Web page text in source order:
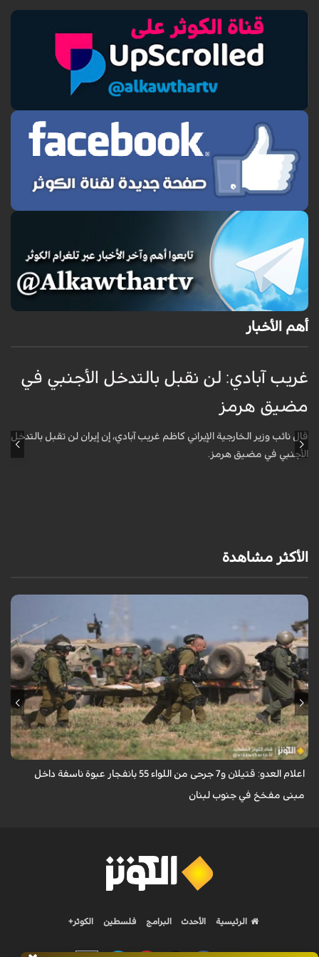
أهم الأخبار
غريب آبادي: لن نقبل بالتدخل الأجنبي في
مضيق هرمز
قال نائب وزير الخارجية الإيراني كاظم غريب آبادي، إن إيران لن تقبل بالتدخل
الأجنبي في مضيق هرمز.
الأكثر مشاهدة
اعلنت وسائل إعلام إسرائيليّة اليوم الاربعاء سقوط قتيلين و7 جرحى من اللواء 55
بانفجار عبوة ناسفة داخل مبنى مفخخ في جنوب لبنان.
اعلام العدو: قتيلان و7 جرحى من اللواء 55 بانفجار عبوة ناسفة داخل
مبنى مفخخ في جنوب لبنان
الرئيسية الأحدث البرامج فلسطين الكوثر+